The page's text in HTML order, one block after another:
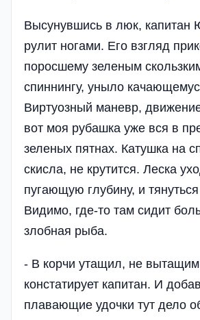
Высунувшись в люк, капитан
рулит ногами. Его взгляд
поросшему зеленым
спиннингу, уныло
Виртуозный маневр,
вот моя рубашка уже вся в
зеленых пятнах. Катушка на
скисла, не крутится. Леска
пугающую глубину, и
Видимо, где-то там сидит
злобная рыба.
- В корчи утащил, не
констатирует капитан. И
плавающие удочки тут дело